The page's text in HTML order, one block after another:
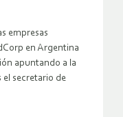
empresas
en Argentina
apuntando a la
secretario de